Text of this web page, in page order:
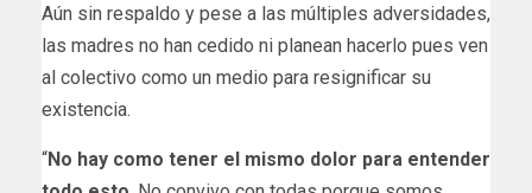
Aún sin respaldo y pese a las múltiples adversidades,
las madres no han cedido ni planean hacerlo pues ven
al colectivo como un medio para resignificar su
existencia.
“No hay como tener el mismo dolor para entender